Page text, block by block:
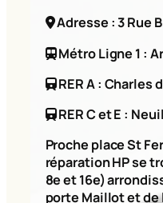
Adresse : 3 Rue
Métro Ligne 1 :
RER A : Charles
RER C et E :
Proche place St
réparation HP se
8e et 16e)
porte Maillot et de